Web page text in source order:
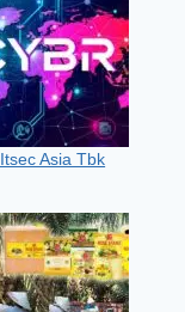
Asia Tbk